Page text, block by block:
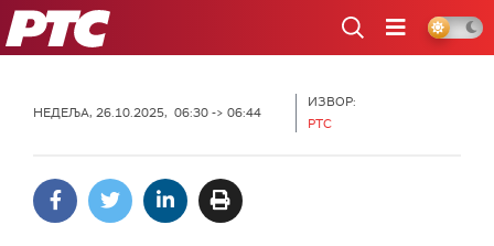
РТС
НЕДЕЉА, 26.10.2025, 06:30 -> 06:44
ИЗВОР:
РТС